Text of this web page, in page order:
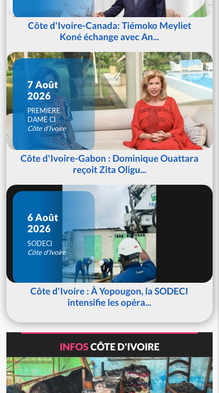
Côte d'Ivoire-Canada: Tiémoko Meyliet
Koné échange avec An...
7 Août
2026
PREMIERE
DAME CI
Côte d'Ivoire
Côte d'Ivoire-Gabon : Dominique Ouattara
reçoit Zita Oligu...
6 Août
2026
SODECI
Côte d'Ivoire
Côte d'Ivoire : À Yopougon, la SODECI
intensifie les opéra...
INFOSCÔTE D'IVOIRE